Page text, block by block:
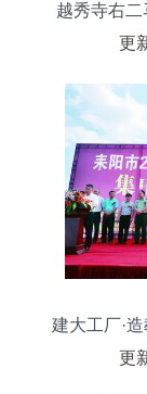
越秀寺右
更
建大工厂·
金
更